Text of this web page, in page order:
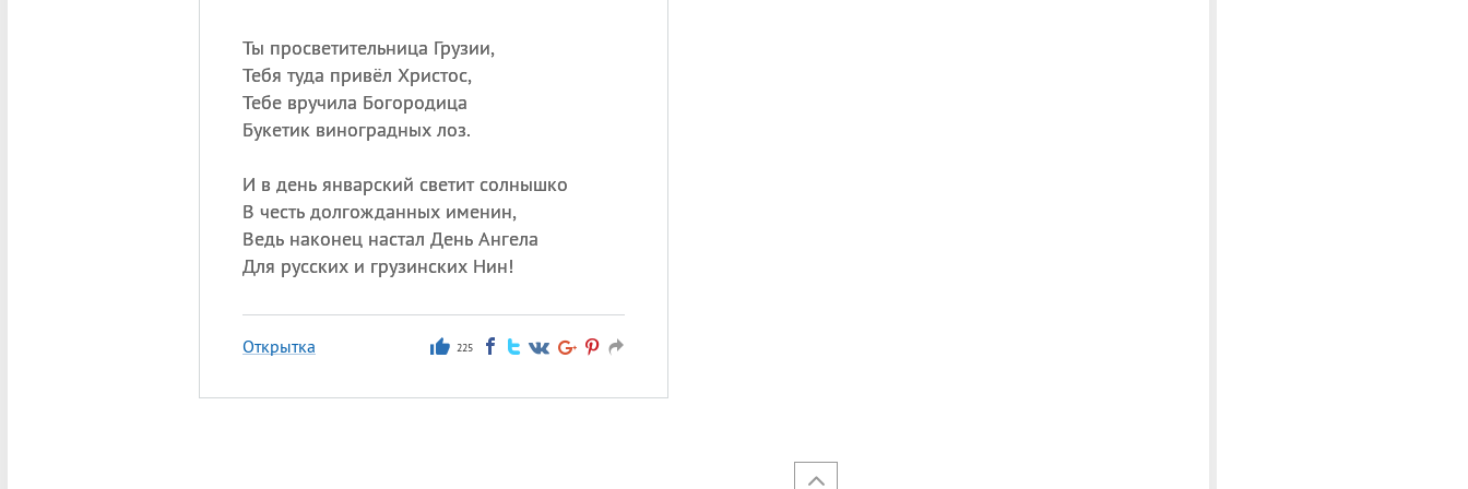
Ты просветительница Грузии,
Тебя туда привёл Христос,
Тебе вручила Богородица
Букетик виноградных лоз.
И в день январский светит солнышко
В честь долгожданных именин,
Ведь наконец настал День Ангела
Для русских и грузинских Нин!
Открытка 225